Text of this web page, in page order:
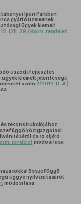
Ipari Parkban
gyártó üzemének
ügyek kiemelt
(XII. 29.) Korm. rendelet
uszodafejlesztés
kiemelt jelentőségű
szóló 2/2013. (I. 4.)
rekonstrukciójához
közigazgatási
és az eljáró
rendelet módosítása
összefüggő
üggyé nyilvánításáról
módosítása